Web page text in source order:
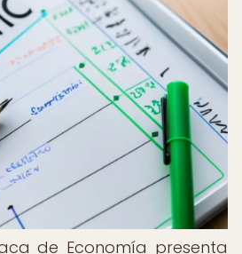
de Economía presenta